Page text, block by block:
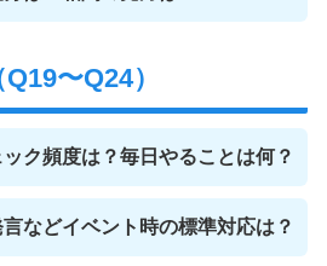
〜Q24）
ク頻度は？毎日やることは何？
などイベント時の標準対応は？